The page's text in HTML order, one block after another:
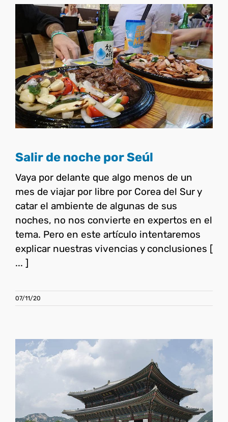
Salir de noche por Seúl
Corea del Sur
Salir de noche por Seúl
Vaya por delante que algo menos de un
mes de viajar por libre por Corea del Sur y
catar el ambiente de algunas de sus
noches, no nos convierte en expertos en el
tema. Pero en este artículo intentaremos
explicar nuestras vivencias y conclusiones [
... ]
07/11/20
Qué ver y hacer en Seúl